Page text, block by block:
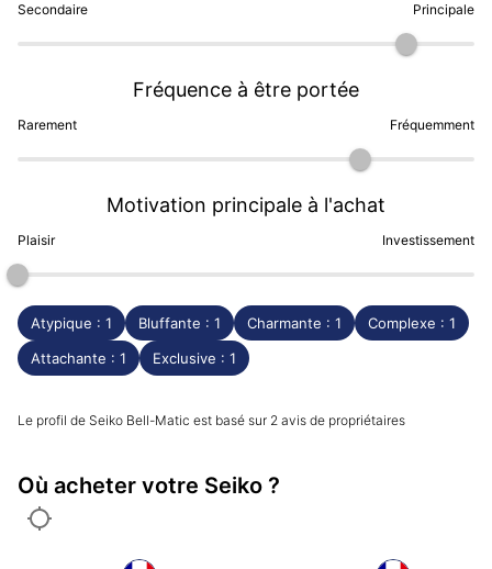
Secondaire Principale
Rarement
Fréquence à être portée
Fréquemment
Plaisir
Motivation principale à l'achat
Investissement
Atypique : 1 Bluffante : 1 Charmante : 1
Complexe : 1
Attachante : 1
Exclusive : 1
Le profil de Seiko Bell-Matic est basé sur 2 avis de propriétaires
Où acheter votre Seiko ?